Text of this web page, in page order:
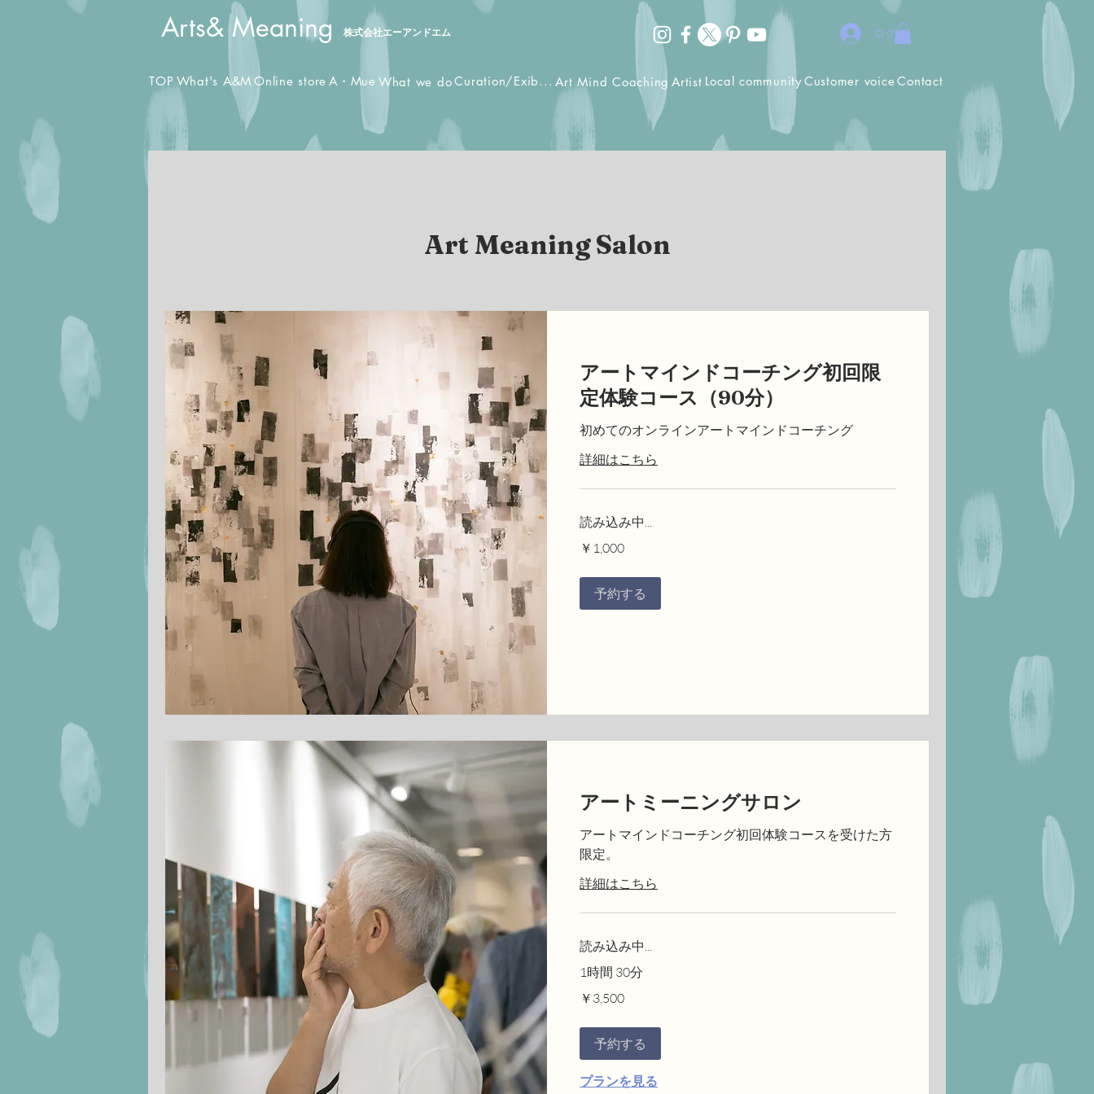
​Arts& Meaning 株式会社エーアンドエム ログイン
TOP What's A&M Online store A・Mue What we doCuration/Exib... Art Mind Coaching Artist Local communityCustomer voiceContact
Art Meaning Salon
アートマインドコーチング初回限
定体験コース（90分）
初めてのオンラインアートマインドコーチング
詳細はこちら
読み込み中...
円
￥1,000
予約する
アートミーニングサロン
アートマインドコーチング初回体験コースを受けた方
限定。
詳細はこちら
読み込み中...
1時間 30分
円
￥3,500
予約する
プランを見る